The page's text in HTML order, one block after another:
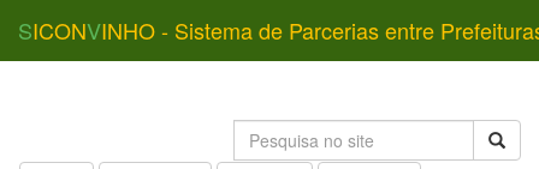
SICONVINHO - Sistema de Parcerias entre